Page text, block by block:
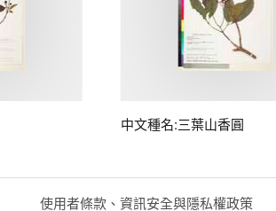
中文種名:三葉山香圓
使用者條款、資訊安全與隱私權政策